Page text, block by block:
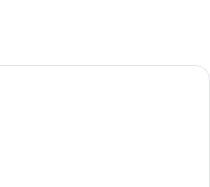
Sengetøy av topp kvalitet, minibar,